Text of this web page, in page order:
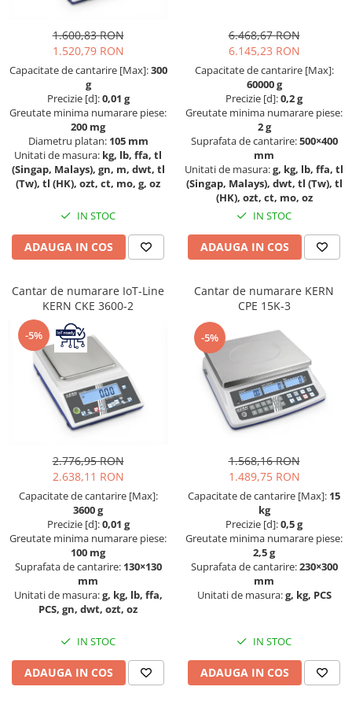
OIML F2
OIML M1
OIML M2
OIML M3
Greutati individuale
OIML E1
OIML E2
OIML F1
OIML M2
Greutati newtoniene
Bare suport
Bare suport (Newtoniene)
Masurare forta
Bacuri cu surub
Masurarea fortei - Digital
Masurarea mecanica a fortei
Testere pietre funerare
Masurare cuplu
Masurare cuplu pentru capace cu
filet
Masurare cuplu pentru scule
Masurarea grosimii stratului -
Digital
Masurarea grosimii materialului
Metoda Pulse-Echo
Mediul si siguranta muncii
Masurarea intensitatii luminoase
Masurarea intensitatii sunetului
Termometre cu infrarosu
Standuri testare forta
Standuri testare manuala
Standuri testare motorizata
Elemente de protectie
Imprimante
Ionizatoare
Kit pentru determinarea densitatii
Masa de cantarire
Modul de interfatare
Placi etalon
Platforme de cantarire
Set calibrare temperatura
Suporti
Tije pentru inaltime
Foot switches
Instrumente de masurare
Adaptoare
Altele
Cabluri
Cap pivotant
Convertor Analog-Digital
Cutie de jonctiune
Inele suport
Picioare ajustabile
Piese pentru compresiune
Piulite zimtate si hexagonale
Placa de montaj
Set pentru compresiune
1.600,83 RON
1.520,79 RON
Capacitate de cantarire [Max]:300
g
Precizie [d]:0,01 g
Greutate minima numarare piese:
200 mg
Diametru platan: 105 mm
Unitati de masura: kg, lb, ffa, tl
(Singap, Malays), gn, m, dwt, tl
(Tw), tl (HK), ozt, ct, mo, g, oz
IN STOC
ADAUGA IN COS
6.468,67 RON
6.145,23 RON
Capacitate de cantarire [Max]:
60000 g
Precizie [d]:0,2 g
Greutate minima numarare piese:
2 g
Suprafata de cantarire:500×400
mm
Unitati de masura:g, kg, lb, ffa, tl
(Singap, Malays), dwt, tl (Tw), tl
(HK), ozt, ct, mo, oz
IN STOC
ADAUGA IN COS
Cantar de numarare IoT-Line
KERN CKE 3600-2
-5%
2.776,95 RON
2.638,11 RON
Capacitate de cantarire [Max]:
3600 g
Precizie [d]:0,01 g
Greutate minima numarare piese:
100 mg
Suprafata de cantarire: 130×130
mm
Unitati de masura:g, kg, lb, ffa,
PCS, gn, dwt, ozt, oz
IN STOC
ADAUGA IN COS
Cantar de numarare KERN
CPE 15K-3
-5%
1.568,16 RON
1.489,75 RON
Capacitate de cantarire [Max]: 15
kg
Precizie [d]:0,5 g
Greutate minima numarare piese:
2,5 g
Suprafata de cantarire:230×300
mm
Unitati de masura:g, kg, PCS
IN STOC
ADAUGA IN COS